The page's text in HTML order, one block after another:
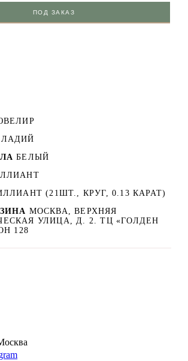
ПОД ЗАКАЗ
БЕЛЫЙ
(21ШТ., КРУГ, 0.13 КАРАТ)
МОСКВА, ВЕРХНЯЯ
УЛИЦА, Д. 2. ТЦ «ГОЛДЕН
128